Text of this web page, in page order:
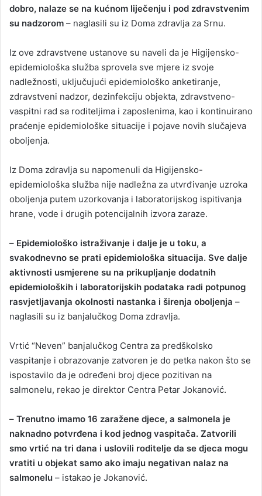
dobro, nalaze se na kućnom liječenju i pod zdravstvenim
su nadzorom – naglasili su iz Doma zdravlja za Srnu.
Iz ove zdravstvene ustanove su naveli da je Higijensko-
epidemiološka služba sprovela sve mjere iz svoje
nadležnosti, uključujući epidemiološko anketiranje,
zdravstveni nadzor, dezinfekciju objekta, zdravstveno-
vaspitni rad sa roditeljima i zaposlenima, kao i kontinuirano
praćenje epidemiološke situacije i pojave novih slučajeva
oboljenja.
Iz Doma zdravlja su napomenuli da Higijensko-
epidemiološka služba nije nadležna za utvrđivanje uzroka
oboljenja putem uzorkovanja i laboratorijskog ispitivanja
hrane, vode i drugih potencijalnih izvora zaraze.
– Epidemiološko istraživanje i dalje je u toku, a
svakodnevno se prati epidemiološka situacija. Sve dalje
aktivnosti usmjerene su na prikupljanje dodatnih
epidemioloških i laboratorijskih podataka radi potpunog
rasvjetljavanja okolnosti nastanka i širenja oboljenja –
naglasili su iz banjalučkog Doma zdravlja.
Vrtić “Neven” banjalučkog Centra za predškolsko
vaspitanje i obrazovanje zatvoren je do petka nakon što se
ispostavilo da je određeni broj djece pozitivan na
salmonelu, rekao je direktor Centra Petar Јokanović.
– Trenutno imamo 16 zaražene djece, a salmonela je
naknadno potvrđena i kod jednog vaspitača. Zatvorili
smo vrtić na tri dana i uslovili roditelje da se djeca mogu
vratiti u objekat samo ako imaju negativan nalaz na
salmonelu – istakao je Јokanović.